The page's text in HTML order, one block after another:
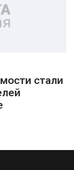
стали